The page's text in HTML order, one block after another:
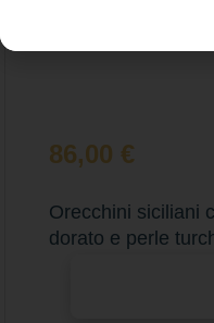
86,00 €
Orecchini siciliani
dorato e perle